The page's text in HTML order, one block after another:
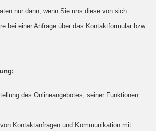
nur dann, wenn Sie uns diese von sich
bei einer Anfrage über das Kontaktformular bzw.
des Onlineangebotes, seiner Funktionen
Kontaktanfragen und Kommunikation mit